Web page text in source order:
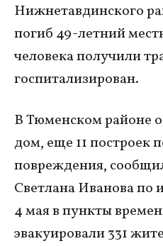
Нижнетавдинского
погиб 49-летний
человека получили
госпитализирован.
В Тюменском районе
дом, еще 11 построек
повреждения,
Светлана Иванова по
4 мая в пункты
эвакуировали 331